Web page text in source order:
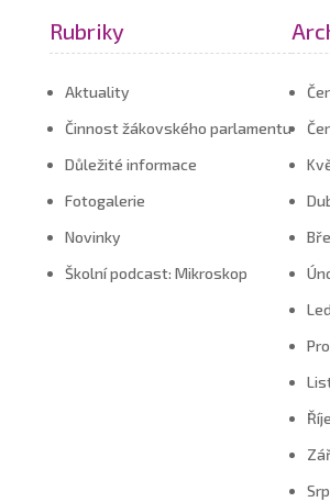
Rubriky
Aktuality
Činnost žákovského parlamentu
Důležité informace
Fotogalerie
Novinky
Školní podcast: Mikroskop